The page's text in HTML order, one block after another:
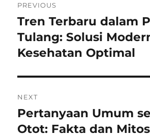
navigation
PREVIOUS
Previous
post:
Tren Terbaru dalam
Tulang: Solusi
Kesehatan Optimal
NEXT
Next
post:
Pertanyaan Umum
Otot: Fakta dan